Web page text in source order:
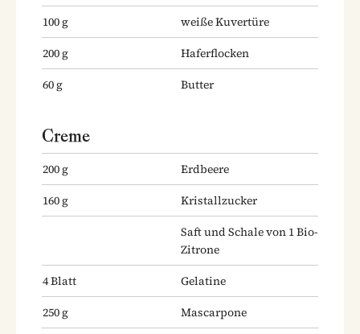
100g
weiße Kuvertüre
200g
Haferflocken
60g Butter
Creme
200g
Erdbeere
160g
Kristallzucker
Saft und Schale von 1 Bio-
Zitrone
4Blatt
Gelatine
250g
Mascarpone